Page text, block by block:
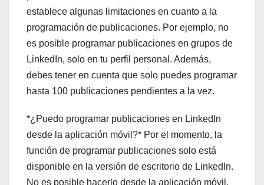
establece algunas limitaciones en cuanto a la
programación de publicaciones. Por ejemplo, no
es posible programar publicaciones en grupos de
LinkedIn, solo en tu perfil personal. Además,
debes tener en cuenta que solo puedes programar
hasta 100 publicaciones pendientes a la vez.
*¿Puedo programar publicaciones en LinkedIn
desde la aplicación móvil?* Por el momento, la
función de programar publicaciones solo está
disponible en la versión de escritorio de LinkedIn.
No es posible hacerlo desde la aplicación móvil.